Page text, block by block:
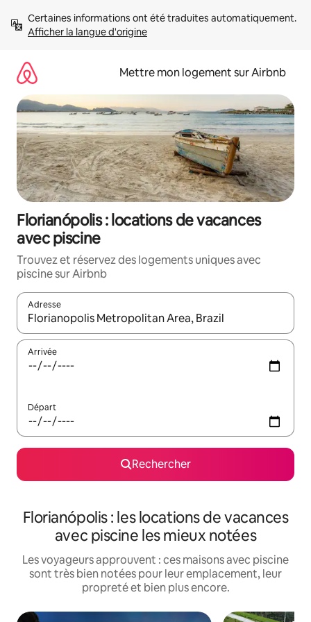
directement
Afficher la langue d'origine
Mettre mon logement sur Airbnb
Florianópolis : locations de vacances
avec piscine
Trouvez et réservez des logements uniques avec
piscine sur Airbnb
Adresse
Lorsque les résultats s'affichent, utilisez les flèches vers le
Arrivée
Départ
Rechercher
Florianópolis : les locations de vacances
avec piscine les mieux notées
Les voyageurs approuvent : ces maisons avec piscine
sont très bien notées pour leur emplacement, leur
propreté et bien plus encore.